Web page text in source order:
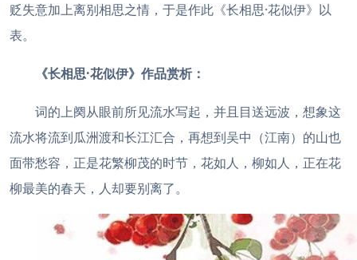
贬失意加上离别相思之情，于是作此《长相思·花似伊》以
表。
《长相思·花似伊》作品赏析：
词的上阕从眼前所见流水写起，并且目送远波，想象这
流水将流到瓜洲渡和长江汇合，再想到吴中（江南）的山也
面带愁容，正是花繁柳茂的时节，花如人，柳如人，正在花
柳最美的春天，人却要别离了。